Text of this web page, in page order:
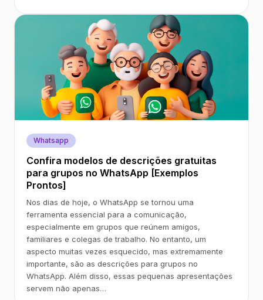
Whatsapp
Confira modelos de descrições gratuitas
para grupos no WhatsApp [Exemplos
Prontos]
Nos dias de hoje, o WhatsApp se tornou uma
ferramenta essencial para a comunicação,
especialmente em grupos que reúnem amigos,
familiares e colegas de trabalho. No entanto, um
aspecto muitas vezes esquecido, mas extremamente
importante, são as descrições para grupos no
WhatsApp. Além disso, essas pequenas apresentações
servem não apenas…